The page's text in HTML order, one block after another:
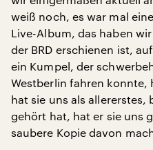
weiß noch, es war mal
Live-Album, das haben
der BRD erschienen ist,
ein Kumpel, der
Westberlin fahren konnte,
hat sie uns als allererstes,
gehört hat, hat er sie uns
saubere Kopie davon